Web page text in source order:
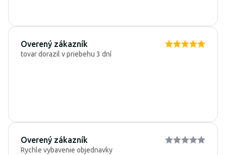
Overený zákazník
tovar dorazil v priebehu 3 dní
Overený zákazník
Rychle vybavenie objednavky